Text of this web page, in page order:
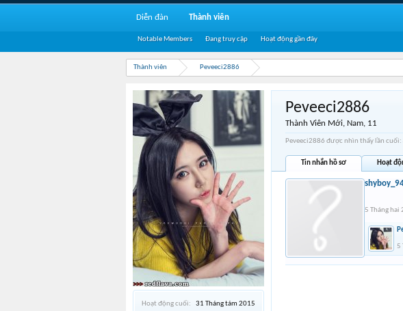
Thành viên Peveeci2886
Hoạt động cuối:
31 Tháng tám 2015
Peveeci2886
Thành Viên Mới, Nam, 11
Peveeci2886 được nhìn thấy lần cuối:
Tin nhắn hồ sơ Hoạt
5 Tháng hai
5
Diễn đàn Thành viên
Notable Members Đang truy cập Hoạt động gần đây